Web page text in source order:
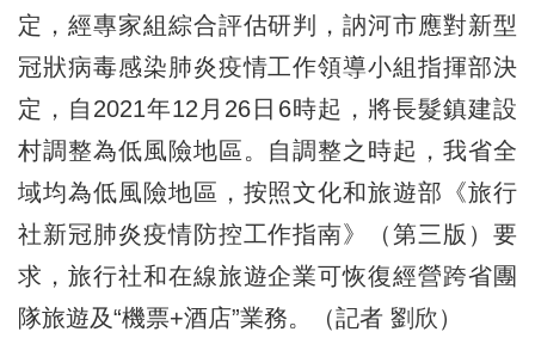
定，經專家組綜合評估研判，訥河市應對新型
冠狀病毒感染肺炎疫情工作領導小組指揮部決
定，自2021年12月26日6時起，將長髮鎮建設
村調整為低風險地區。自調整之時起，我省全
域均為低風險地區，按照文化和旅遊部《旅行
社新冠肺炎疫情防控工作指南》（第三版）要
求，旅行社和在線旅遊企業可恢復經營跨省團
隊旅遊及“機票+酒店”業務。（記者 劉欣）